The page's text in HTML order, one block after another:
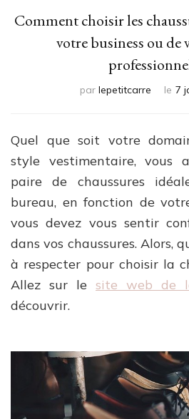
Comment choisir les
votre business ou de
par lepetitcarre le 7
Quel que soit votre
style vestimentaire, vous
paire de chaussures
bureau, en fonction de
vous devez vous sentir
dans vos chaussures. Alors,
à respecter pour choisir la
Allez sur le site web de
découvrir.